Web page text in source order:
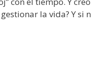
la vida? Y si